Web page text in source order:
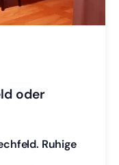
1 wechseln
2 wechseln
wechseln
wechseln
5 wechseln
wechseln
oder
Ruhige